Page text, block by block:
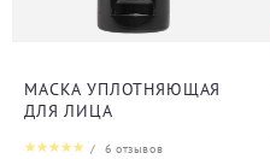
МАСКА УПЛОТНЯЮЩАЯ
ДЛЯ ЛИЦА
/ 6 отзывов